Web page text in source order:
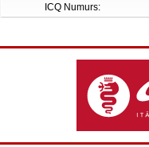
ICQ Numurs: